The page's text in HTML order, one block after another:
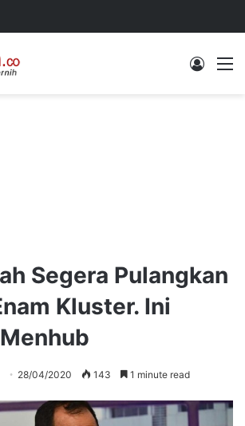
Log In
Segera Pulangkan
Kluster. Ini
28/04/2020 143 1 minute read